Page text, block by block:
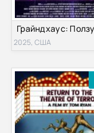
2025, США